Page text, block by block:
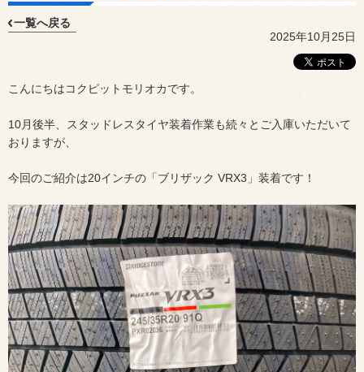
一覧へ戻る
2025年10月25日
こんにちはコクピットモリオカです。
10月後半、スタッドレスタイヤ装着作業も続々とご入庫いただいて
おりますが、
今回のご紹介は20インチの「ブリザック VRX3」装着です！